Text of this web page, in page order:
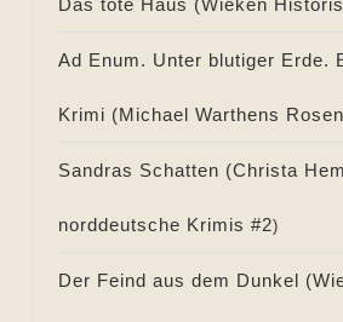
Das tote Haus (Wieken
Ad Enum. Unter blutiger Erde.
Krimi (Michael Warthens
Sandras Schatten (Christa
norddeutsche Krimis #2)
Der Feind aus dem Dunkel (